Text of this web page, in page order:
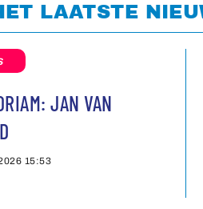
LAATSTE
JAN VAN
15:53